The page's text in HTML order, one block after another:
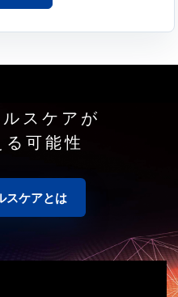
スケアが
可能性
スケアとは